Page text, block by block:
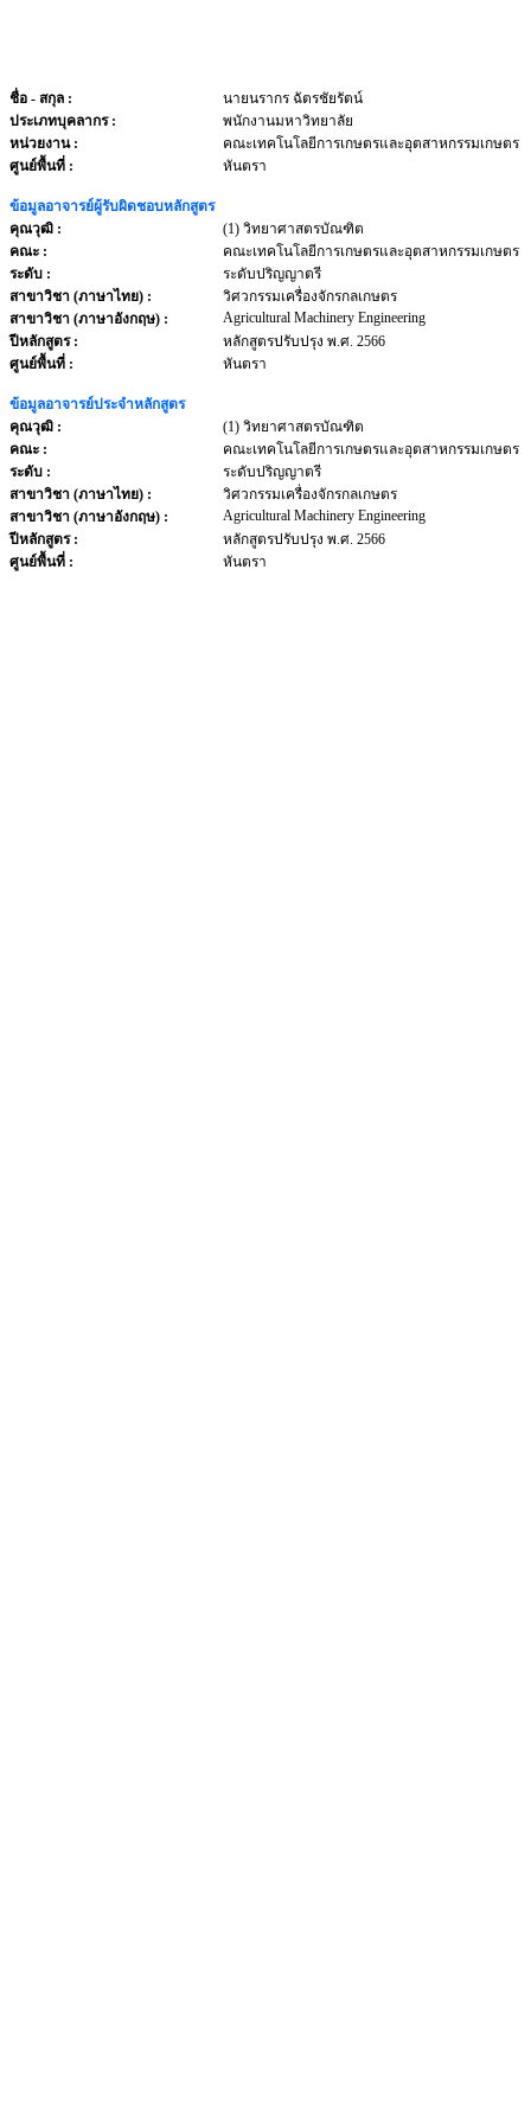
ชื่อ - สกุล :
นายนรากร ฉัตรชัยรัตน์
ประเภทบุคลากร :
พนักงานมหาวิทยาลัย
หน่วยงาน :
คณะเทคโนโลยีการเกษตรและอุตสาหกรรมเกษตร
ศูนย์พื้นที่ :
หันตรา
ข้อมูลอาจารย์ผู้รับผิดชอบหลักสูตร
คุณวุฒิ :
(1) วิทยาศาสตรบัณฑิต
คณะ :
คณะเทคโนโลยีการเกษตรและอุตสาหกรรมเกษตร
ระดับ :
ระดับปริญญาตรี
สาขาวิชา (ภาษาไทย) :
วิศวกรรมเครื่องจักรกลเกษตร
สาขาวิชา (ภาษาอังกฤษ) :
Agricultural Machinery Engineering
ปีหลักสูตร :
หลักสูตรปรับปรุง พ.ศ. 2566
ศูนย์พื้นที่ :
หันตรา
ข้อมูลอาจารย์ประจำหลักสูตร
คุณวุฒิ :
(1) วิทยาศาสตรบัณฑิต
คณะ :
คณะเทคโนโลยีการเกษตรและอุตสาหกรรมเกษตร
ระดับ :
ระดับปริญญาตรี
สาขาวิชา (ภาษาไทย) :
วิศวกรรมเครื่องจักรกลเกษตร
สาขาวิชา (ภาษาอังกฤษ) :
Agricultural Machinery Engineering
ปีหลักสูตร :
หลักสูตรปรับปรุง พ.ศ. 2566
ศูนย์พื้นที่ :
หันตรา